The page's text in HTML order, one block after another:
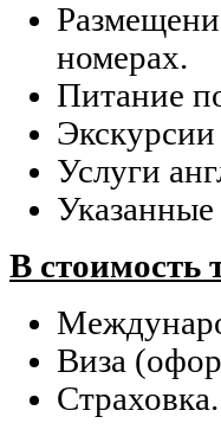
номерах.
Питание
Услуги
В стоимость
Виза
Страховка.